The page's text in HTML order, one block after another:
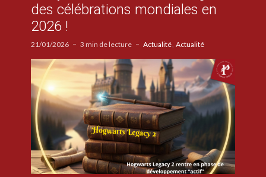
des célébrations mondiales en
2026 !
21/01/2026 3 min de lecture Actualité Actualité